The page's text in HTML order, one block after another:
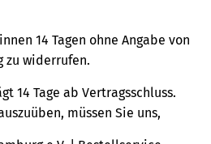
14 Tagen ohne Angabe von
zu widerrufen.
14 Tage ab Vertragsschluss.
müssen Sie uns,